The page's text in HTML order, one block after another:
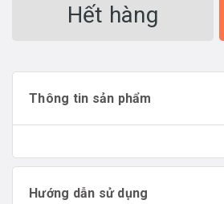
Hết hàng
Thông tin sản phẩm
Hướng dẫn sử dụng